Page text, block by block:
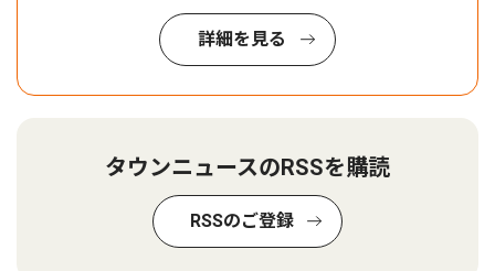
詳細を見る
タウンニュースのRSSを購読
RSSのご登録